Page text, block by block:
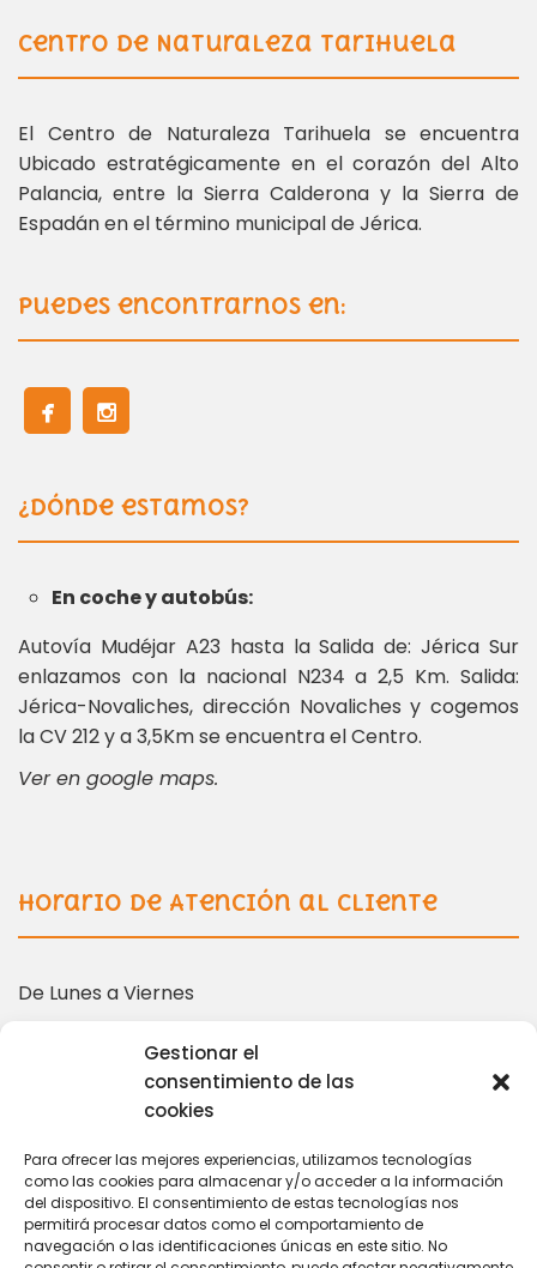
Gestionar el
consentimiento de las
cookies
Para ofrecer las mejores experiencias, utilizamos tecnologías
como las cookies para almacenar y/o acceder a la información
del dispositivo. El consentimiento de estas tecnologías nos
permitirá procesar datos como el comportamiento de
navegación o las identificaciones únicas en este sitio. No
Centro de Naturaleza Tarihuela
El Centro de Naturaleza Tarihuela se encuentra
Ubicado estratégicamente en el corazón del Alto
Palancia, entre la Sierra Calderona y la Sierra de
Espadán en el término municipal de Jérica.
Puedes encontrarnos en:
¿Dónde estamos?
En coche y autobús:
Autovía Mudéjar A23 hasta la Salida de: Jérica Sur
enlazamos con la nacional N234 a 2,5 Km. Salida:
Jérica-Novaliches, dirección Novaliches y cogemos
la CV 212 y a 3,5Km se encuentra el Centro.
Ver en google maps.
Horario de Atención al Cliente
De Lunes a Viernes
Más información en:
coordinacion@tarihuela.com
671 509 522